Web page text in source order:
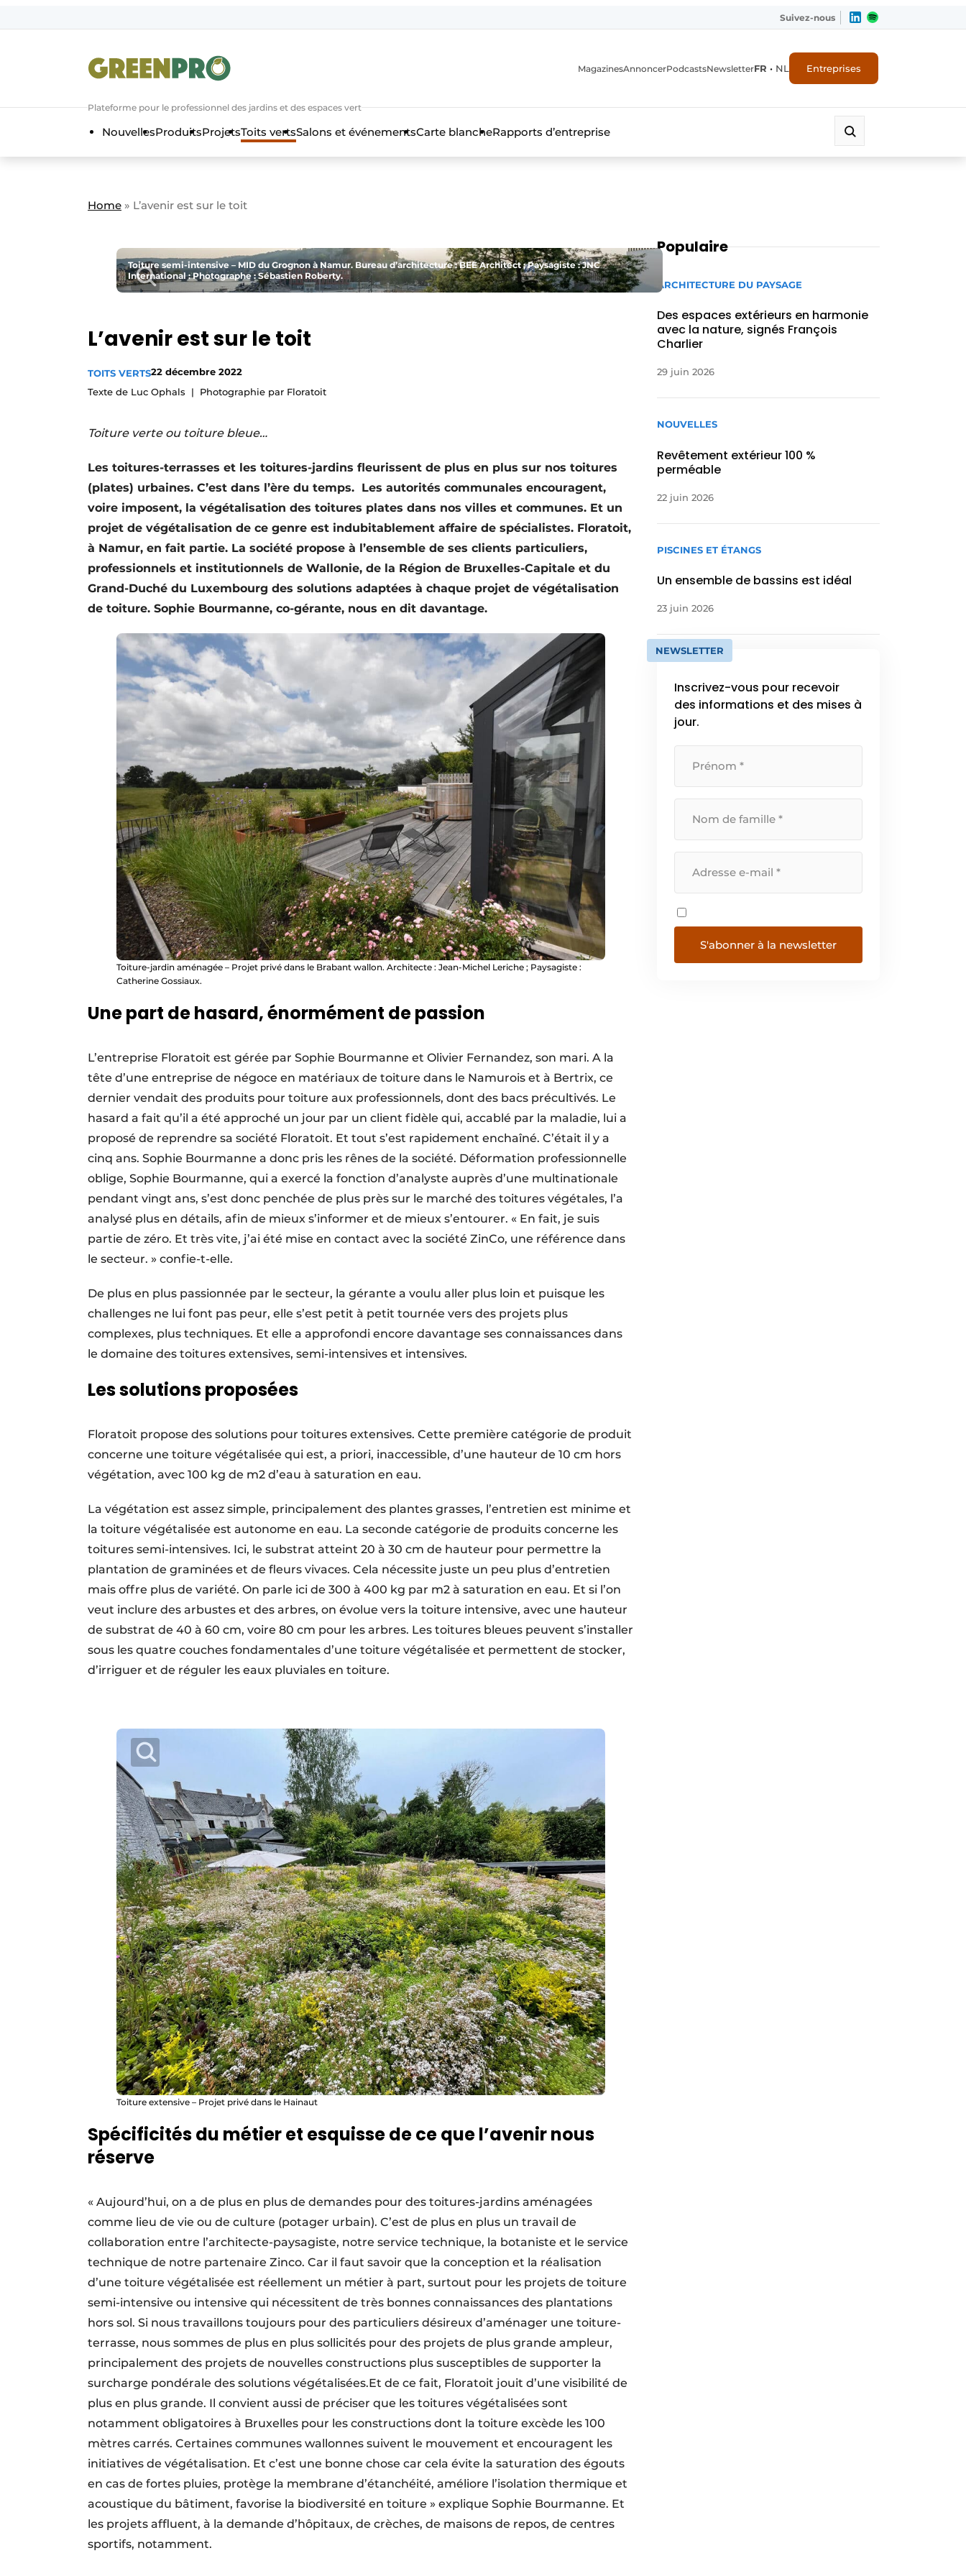
Bedrijven
Home
Les plus lus
Podcasts
S’inscrire
Video’s
Suivez-nous
Plateforme pour le professionnel des jardins et des espaces vert
MagazinesAnnoncerPodcastsNewsletterFR • NL Entreprises
NouvellesProduitsProjetsToits vertsSalons et événementsCarte blancheRapports d’entreprise
Home » L’avenir est sur le toit
Toiture semi-intensive – MID du Grognon à Namur. Bureau d’architecture : BEE Architect ; Paysagiste : JNC
International : Photographe : Sébastien Roberty.
L’avenir est sur le toit
TOITS VERTS22 décembre 2022
Texte de Luc Ophals
Photographie par Floratoit
Toiture verte ou toiture bleue…
Les toitures-terrasses et les toitures-jardins fleurissent de plus en plus sur nos toitures
(plates) urbaines. C’est dans l’ère du temps. Les autorités communales encouragent,
voire imposent, la végétalisation des toitures plates dans nos villes et communes. Et un
projet de végétalisation de ce genre est indubitablement affaire de spécialistes. Floratoit,
à Namur, en fait partie. La société propose à l’ensemble de ses clients particuliers,
professionnels et institutionnels de Wallonie, de la Région de Bruxelles-Capitale et du
Grand-Duché du Luxembourg des solutions adaptées à chaque projet de végétalisation
de toiture. Sophie Bourmanne, co-gérante, nous en dit davantage.
Toiture-jardin aménagée – Projet privé dans le Brabant wallon. Architecte : Jean-Michel Leriche ; Paysagiste :
Catherine Gossiaux.
Une part de hasard, énormément de passion
L’entreprise Floratoit est gérée par Sophie Bourmanne et Olivier Fernandez, son mari. A la
tête d’une entreprise de négoce en matériaux de toiture dans le Namurois et à Bertrix, ce
dernier vendait des produits pour toiture aux professionnels, dont des bacs précultivés. Le
hasard a fait qu’il a été approché un jour par un client fidèle qui, accablé par la maladie, lui a
proposé de reprendre sa société Floratoit. Et tout s’est rapidement enchaîné. C’était il y a
cinq ans. Sophie Bourmanne a donc pris les rênes de la société. Déformation professionnelle
oblige, Sophie Bourmanne, qui a exercé la fonction d’analyste auprès d’une multinationale
pendant vingt ans, s’est donc penchée de plus près sur le marché des toitures végétales, l’a
analysé plus en détails, afin de mieux s’informer et de mieux s’entourer. « En fait, je suis
partie de zéro. Et très vite, j’ai été mise en contact avec la société ZinCo, une référence dans
le secteur. » confie-t-elle.
De plus en plus passionnée par le secteur, la gérante a voulu aller plus loin et puisque les
challenges ne lui font pas peur, elle s’est petit à petit tournée vers des projets plus
complexes, plus techniques. Et elle a approfondi encore davantage ses connaissances dans
le domaine des toitures extensives, semi-intensives et intensives.
Les solutions proposées
Floratoit propose des solutions pour toitures extensives. Cette première catégorie de produit
concerne une toiture végétalisée qui est, a priori, inaccessible, d’une hauteur de 10 cm hors
végétation, avec 100 kg de m2 d’eau à saturation en eau.
La végétation est assez simple, principalement des plantes grasses, l’entretien est minime et
la toiture végétalisée est autonome en eau. La seconde catégorie de produits concerne les
toitures semi-intensives. Ici, le substrat atteint 20 à 30 cm de hauteur pour permettre la
plantation de graminées et de fleurs vivaces. Cela nécessite juste un peu plus d’entretien
mais offre plus de variété. On parle ici de 300 à 400 kg par m2 à saturation en eau. Et si l’on
veut inclure des arbustes et des arbres, on évolue vers la toiture intensive, avec une hauteur
de substrat de 40 à 60 cm, voire 80 cm pour les arbres. Les toitures bleues peuvent s’installer
sous les quatre couches fondamentales d’une toiture végétalisée et permettent de stocker,
d’irriguer et de réguler les eaux pluviales en toiture.
Toiture extensive – Projet privé dans le Hainaut
Spécificités du métier et esquisse de ce que l’avenir nous
réserve
« Aujourd’hui, on a de plus en plus de demandes pour des toitures-jardins aménagées
comme lieu de vie ou de culture (potager urbain). C’est de plus en plus un travail de
collaboration entre l’architecte-paysagiste, notre service technique, la botaniste et le service
technique de notre partenaire Zinco. Car il faut savoir que la conception et la réalisation
d’une toiture végétalisée est réellement un métier à part, surtout pour les projets de toiture
semi-intensive ou intensive qui nécessitent de très bonnes connaissances des plantations
hors sol. Si nous travaillons toujours pour des particuliers désireux d’aménager une toiture-
terrasse, nous sommes de plus en plus sollicités pour des projets de plus grande ampleur,
principalement des projets de nouvelles constructions plus susceptibles de supporter la
surcharge pondérale des solutions végétalisées.Et de ce fait, Floratoit jouit d’une visibilité de
plus en plus grande. Il convient aussi de préciser que les toitures végétalisées sont
notamment obligatoires à Bruxelles pour les constructions dont la toiture excède les 100
mètres carrés. Certaines communes wallonnes suivent le mouvement et encouragent les
initiatives de végétalisation. Et c’est une bonne chose car cela évite la saturation des égouts
en cas de fortes pluies, protège la membrane d’étanchéité, améliore l’isolation thermique et
acoustique du bâtiment, favorise la biodiversité en toiture » explique Sophie Bourmanne. Et
les projets affluent, à la demande d’hôpitaux, de crèches, de maisons de repos, de centres
sportifs, notamment.
Populaire
ARCHITECTURE DU PAYSAGE
Des espaces extérieurs en harmonie
avec la nature, signés François
Charlier
29 juin 2026
NOUVELLES
Revêtement extérieur 100 %
perméable
22 juin 2026
PISCINES ET ÉTANGS
Un ensemble de bassins est idéal
23 juin 2026
NEWSLETTER
Inscrivez-vous pour recevoir
des informations et des mises à
jour.